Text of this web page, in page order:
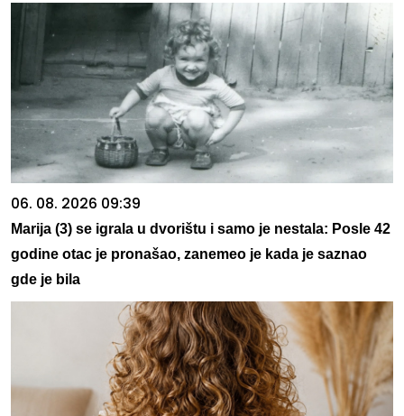
06. 08. 2026 09:39
Marija (3) se igrala u dvorištu i samo je nestala: Posle 42
godine otac je pronašao, zanemeo je kada je saznao
gde je bila